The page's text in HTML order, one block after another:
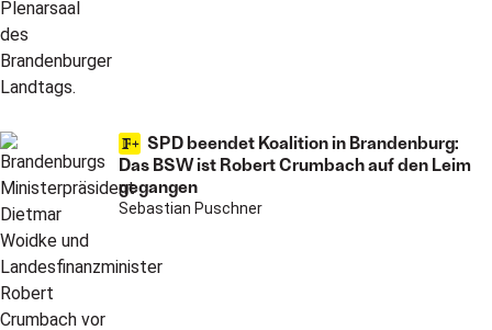
SPD beendet Koalition in Brandenburg:
Das BSW ist Robert Crumbach auf den Leim
gegangen
Sebastian Puschner